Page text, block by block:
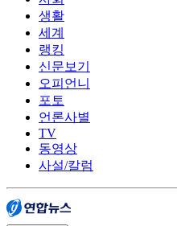
생활
세계
랭킹
신문보기
오피언니
포토
언론사별
TV
동영상
사설/칼럼